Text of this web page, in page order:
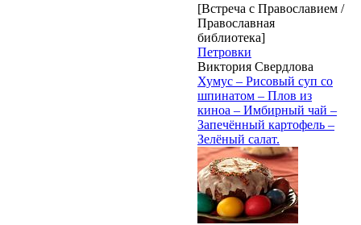
[Встреча с Православием /
Православная
библиотека]
Петровки
Виктория Свердлова
Хумус – Рисовый суп со
шпинатом – Плов из
киноа – Имбирный чай –
Запечённый картофель –
Зелёный салат.